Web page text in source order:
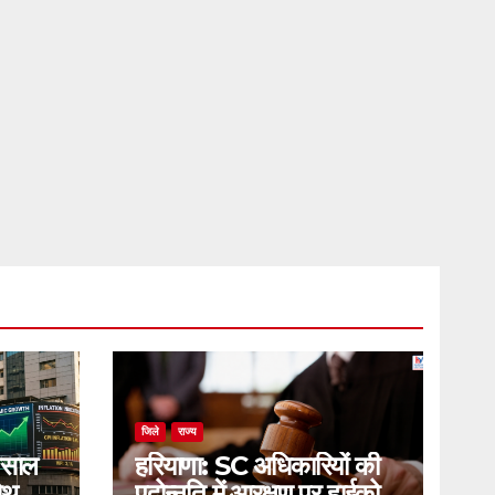
जिले राज्य
हरियाणा: SC अधिकारियों की